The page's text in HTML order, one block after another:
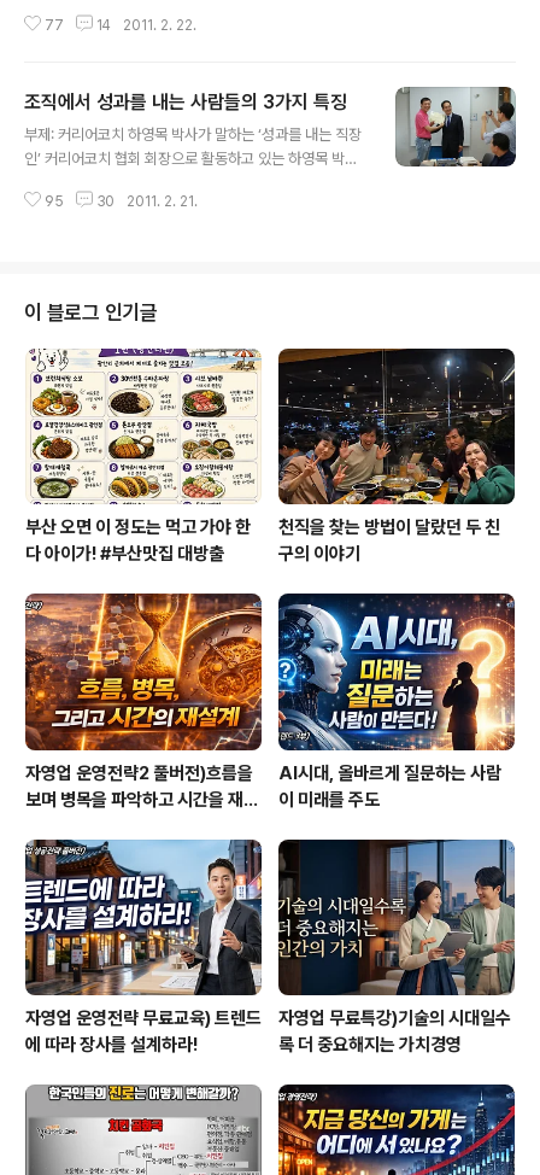
박사는 성과를 내는 사람들의 3가지 특징은 사실은 보편적
금융 업계에서는 수치적인 감각이 있고, 치밀하고 꼼꼼한
사람이 다른 직장에서와는 달리 성공할 가능성이 높아진다
는 거다. 그러나 이 경우도 중간간부 정도까지는 꼼꼼한 사
는 자신을 성공으로 이끌어왔던 꼼꼼함이 오히려 독(毒)이
77 14 2011. 2. 22.
조직에서 성과를 내는 사람들의 3가지 특징
부제: 커리어코치 하영목 박사가 말하는 ‘성과를 내는 직장
인’ 커리어코치 협회 회장으로 활동하고 있는 하영목 박사.
을 날리고 있다. 하지만 그가 처음부터 코치로서 강사로서
농사일만 하다가 상업고등학교에 입학한 평범한 학생이었
다. 그래도 당시 최고의 직장이라고 볼 수 있는 은행원으로
서 첫 직장생활을 순조롭게 시작할 수 있었다. (이미지설명:
커리어코치 양성 교육 수료 후 하영목 박사님과 나의 기념
사진) 가족 뿐 아니라 주변 사람들도 자랑스러워했다. 보수
도 좋았다. 하지만 은행 일은 2..
95 30 2011. 2. 21.
이 블로그 인기글
부산 오면 이 정도는 먹고 가야 한
다 아이가! #부산맛집 대방출
천직을 찾는 방법이 달랐던 두 친
구의 이야기
자영업 운영전략2 풀버전)흐름을
보며 병목을 파악하고 시간을 재설
AI시대, 올바르게 질문하는 사람
이 미래를 주도
자영업 운영전략 무료교육) 트렌드
에 따라 장사를 설계하라!
자영업 무료특강)기술의 시대일수
록 더 중요해지는 가치경영